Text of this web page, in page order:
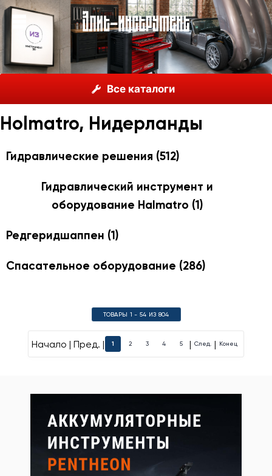
Все каталоги
Holmatro, Нидерланды
Holmatro, Нидерланды
Гидравлические решения (512)
Гидравлический инструмент и
оборудование Halmatro (1)
Редгеридшаппен (1)
Спасательное оборудование (286)
ТОВАРЫ 1 - 54 ИЗ 804
Начало | Пред. | 1 2 3 4 5 | След. | Конец